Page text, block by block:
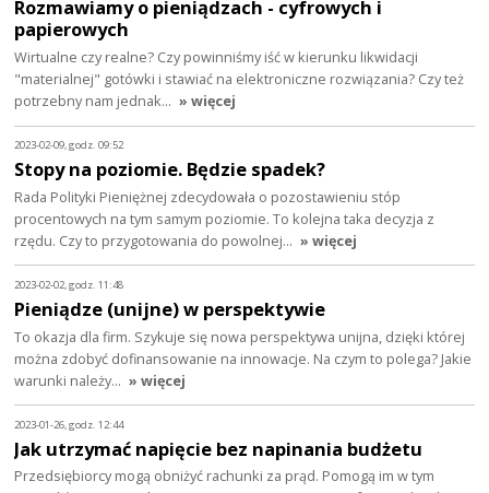
Rozmawiamy o pieniądzach - cyfrowych i
papierowych
Wirtualne czy realne? Czy powinniśmy iść w kierunku likwidacji
"materialnej" gotówki i stawiać na elektroniczne rozwiązania? Czy też
potrzebny nam jednak… » więcej
2023-02-09, godz. 09:52
Stopy na poziomie. Będzie spadek?
Rada Polityki Pieniężnej zdecydowała o pozostawieniu stóp
procentowych na tym samym poziomie. To kolejna taka decyzja z
rzędu. Czy to przygotowania do powolnej… » więcej
2023-02-02, godz. 11:48
Pieniądze (unijne) w perspektywie
To okazja dla firm. Szykuje się nowa perspektywa unijna, dzięki której
można zdobyć dofinansowanie na innowacje. Na czym to polega? Jakie
warunki należy… » więcej
2023-01-26, godz. 12:44
Jak utrzymać napięcie bez napinania budżetu
Przedsiębiorcy mogą obniżyć rachunki za prąd. Pomogą im w tym